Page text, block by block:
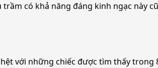
có khả năng đáng kinh ngạc này
với những chiếc được tìm thấy